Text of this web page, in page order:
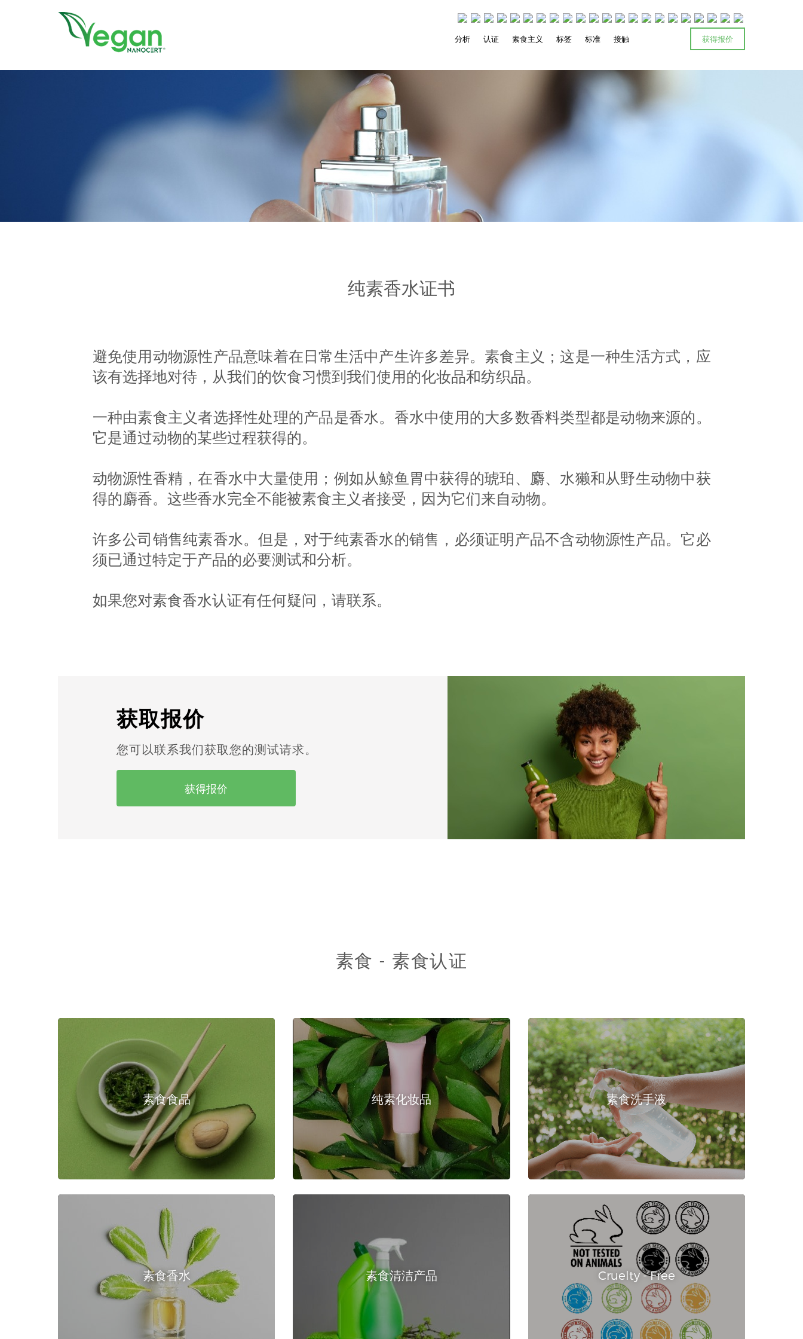
分析 认证 素食主义 标签 标准 接触 获得报价
纯素香水证书
避免使用动物源性产品意味着在日常生活中产生许多差异。素食主义；这是一种生活方式，应
该有选择地对待，从我们的饮食习惯到我们使用的化妆品和纺织品。
一种由素食主义者选择性处理的产品是香水。香水中使用的大多数香料类型都是动物来源的。
它是通过动物的某些过程获得的。
动物源性香精，在香水中大量使用；例如从鲸鱼胃中获得的琥珀、麝、水獭和从野生动物中获
得的麝香。这些香水完全不能被素食主义者接受，因为它们来自动物。
许多公司销售纯素香水。但是，对于纯素香水的销售，必须证明产品不含动物源性产品。它必
须已通过特定于产品的必要测试和分析。
如果您对素食香水认证有任何疑问，请联系。
获取报价
您可以联系我们获取您的测试请求。
获得报价
素食 - 素食认证
素食食品 纯素化妆品 素食洗手液
素食香水 素食清洁产品 Cruelty - Free